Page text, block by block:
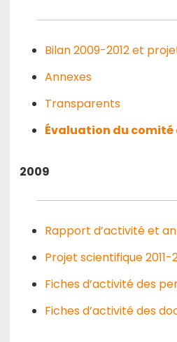
Bilan 2009-2012 et
Annexes
Transparents
Évaluation du comité
2009
Rapport d’activité et
Projet scientifique 2011-
Fiches d’activité des
Fiches d’activité des